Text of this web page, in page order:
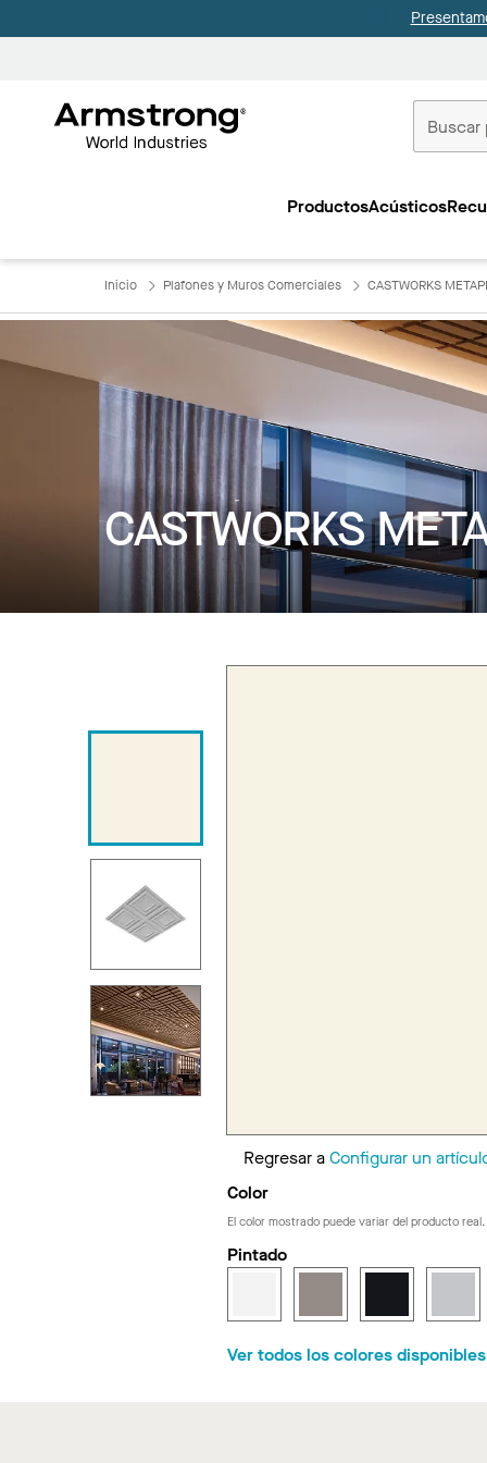
Inicio
ProductosAcústicos
Inicio Plafones y Muros Comerciales CASTWORKS
CASTWORKS
Regresar aConfigurar un
Color
El color mostrado puede variar del producto real.
Pintado
Ver todos los colores